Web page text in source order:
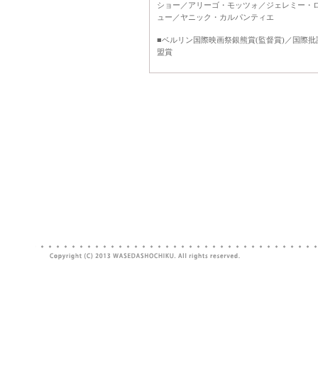
ショー／アリーゴ・モッツォ／ジェレミー・
ュー／ヤニック・カルパンティエ
■ベルリン国際映画祭銀熊賞(監督賞)／国際批
盟賞